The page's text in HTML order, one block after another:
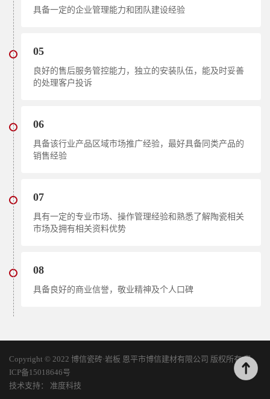
具备一定的企业管理能力和团队建设经验
05
良好的售后服务管控能力，独立的安装队伍，能及时妥善
的处理客户投诉
06
具备该行业产品区域市场推广经验，最好具备同类产品的
销售经验
07
具有一定的专业市场、操作管理经验和熟悉了解陶瓷相关
市场及拥有相关资料优势
08
具备良好的商业信誉，敬业精神及个人口碑
Copyright © 2022 博信瓷砖·岩板 恩平市博信建材有限公司 版权所有粤
ICP备15018646号
技术支持： 准度科技